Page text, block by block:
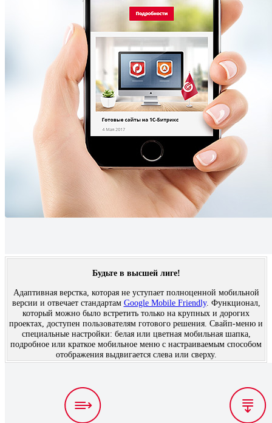
Будьте в высшей лиге!
Адаптивная верстка, которая не уступает полноценной мобильной
версии и отвечает стандартам Google Mobile Friendly. Функционал,
который можно было встретить только на крупных и дорогих
проектах, доступен пользователям готового решения. Свайп-меню и
специальные настройки: белая или цветная мобильная шапка,
подробное или краткое мобильное меню с настраиваемым способом
отображения выдвигается слева или сверху.